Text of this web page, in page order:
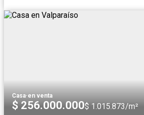
Casa·en venta
$ 256.000.000$ 1.015.873/m²